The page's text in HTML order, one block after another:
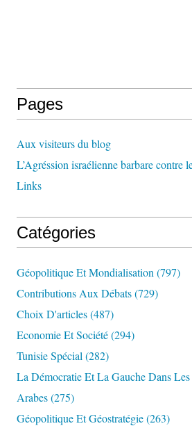
Pages
Aux visiteurs du blog
L’Agréssion israélienne barbare contre
Links
Catégories
Géopolitique Et Mondialisation (797)
Contributions Aux Débats(729)
Choix D'articles(487)
Economie Et Société(294)
Tunisie Spécial (282)
La Démocratie Et La Gauche Dans Les
Arabes(275)
Géopolitique Et Géostratégie(263)